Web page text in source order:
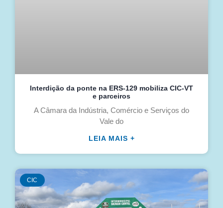
Interdição da ponte na ERS-129 mobiliza CIC-VT
e parceiros
A Câmara da Indústria, Comércio e Serviços do
Vale do
LEIA MAIS +
CIC